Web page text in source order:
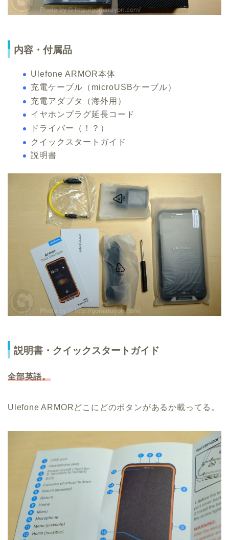
内容・付属品
Ulefone ARMOR本体
充電ケーブル（microUSBケーブル）
充電アダプタ（海外用）
イヤホンプラグ延長コード
ドライバー（！？）
クイックスタートガイド
説明書
説明書・クイックスタートガイド
全部英語。
Ulefone ARMORどこにどのボタンがあるか載ってる。